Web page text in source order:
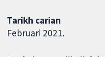
Tarikh carian
Februari 2021.